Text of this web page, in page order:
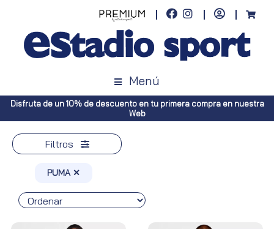
Menú
en nuestra
Envíos gratuitos a toda España (Canarias, pedidos
Península, pedidos superiores a 100€)
Filtros
PUMA ✕